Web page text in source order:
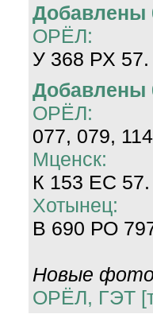
Добавлены
ОРЁЛ:
У 368 РХ 57.
Добавлены
ОРЁЛ:
077, 079,
Мценск:
К 153 ЕС 57.
Хотынец:
В 690 РО
Новые
ОРЁЛ, ГЭТ